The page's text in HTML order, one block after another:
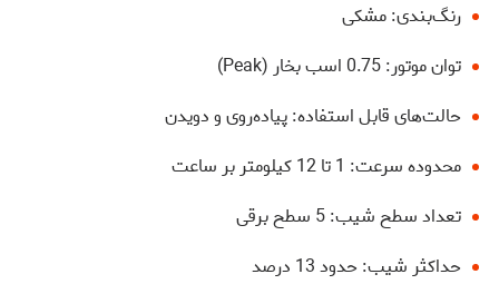
رنگ‌بندی: مشکی
توان موتور: 0.75 اسب بخار (Peak)
حالت‌های قابل استفاده: پیاده‌روی و دویدن
محدوده سرعت: 1 تا 12 کیلومتر بر ساعت
تعداد سطح شیب: 5 سطح برقی
حداکثر شیب: حدود 13 درصد